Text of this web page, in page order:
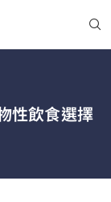
性飲食選擇